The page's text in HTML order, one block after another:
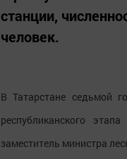
станции,
человек.
В Татарстане седьмой
республиканского
заместитель министра